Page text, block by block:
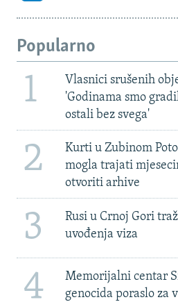
Popularno
1
Vlasnici srušenih
'Godinama smo
ostali bez svega'
2
Kurti u Zubinom
mogla trajati
otvoriti arhive
3
Rusi u Crnoj Gori
uvođenja viza
4
Memorijalni centar
genocida poraslo za